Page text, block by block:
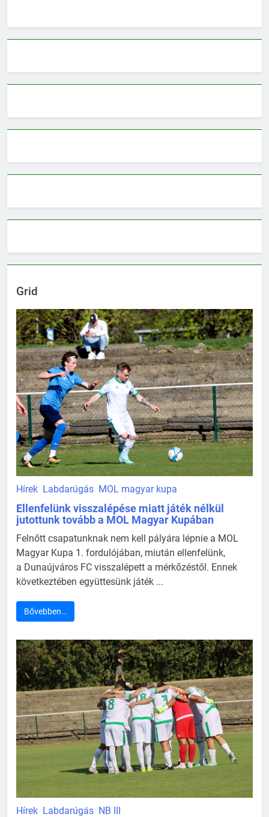
Grid
Hírek Labdarúgás MOL magyar kupa
Ellenfelünk visszalépése miatt játék nélkül
jutottunk tovább a MOL Magyar Kupában
Felnőtt csapatunknak nem kell pályára lépnie a MOL
Magyar Kupa 1. fordulójában, miután ellenfelünk,
a Dunaújváros FC visszalépett a mérkőzéstől. Ennek
következtében együttesünk játék ...
Bővebben…
Hírek Labdarúgás NB III